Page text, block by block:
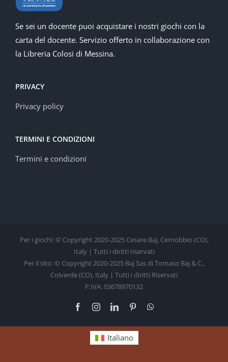
Se sei un docente puoi acquistare i nostri giochi con la
carta del docente. Servizio offerto in collaborazione con
la Libreria Colosi di Messina.
PRIVACY
Privacy policy
TERMINI E CONDIZIONI
Termini e condizioni
Per i giochi: © Copyright 2020-2025 Cesare Baj, Cernobbio (CO),
Italy | Tutti i diritti riservati
Per il sito: © Copyright 2020-2025 Baj Sas di Tomaso Baj & C.,
Colverde (CO), Italy | Tutti i diritti Riservati
P.IVA: 03678970132
FacebookInstagramLinkedInPinterest
Italiano